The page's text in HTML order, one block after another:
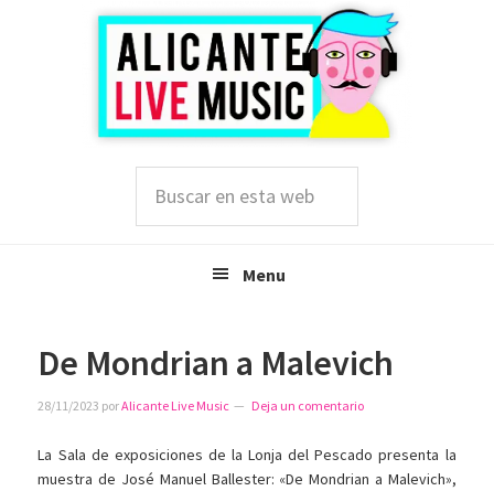
esta
Menu
De Mondrian a Malevich
28/11/2023 porAlicante Live Music Deja un comentario
La Sala de exposiciones de la Lonja del Pescado presenta la
muestra de José Manuel Ballester: «De Mondrian a Malevich»,